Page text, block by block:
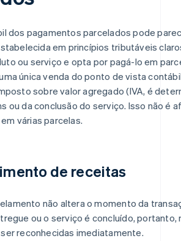
dos pagamentos parcelados pode
em princípios tributáveis
ou serviço e opta por pagá-lo em
única venda do ponto de vista
sobre valor agregado (IVA, é
ou da conclusão do serviço. Isso não é
várias parcelas.
de receitas
não altera o momento da
ou o serviço é concluído, portanto,
reconhecidas imediatamente.